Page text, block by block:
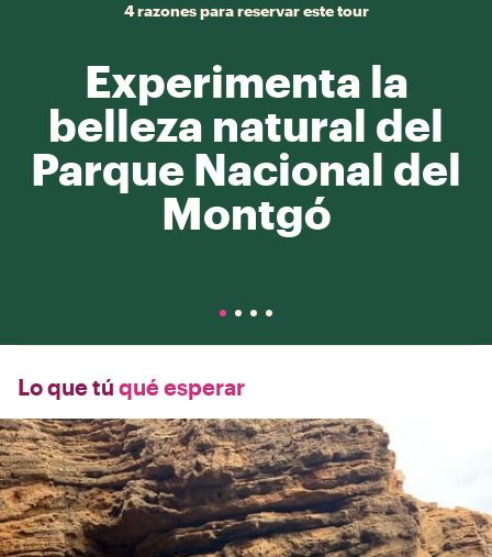
4 razones para reservar este tour
Experimenta la
belleza natural del
Parque Nacional del
Montgó
Lo que tú qué esperar